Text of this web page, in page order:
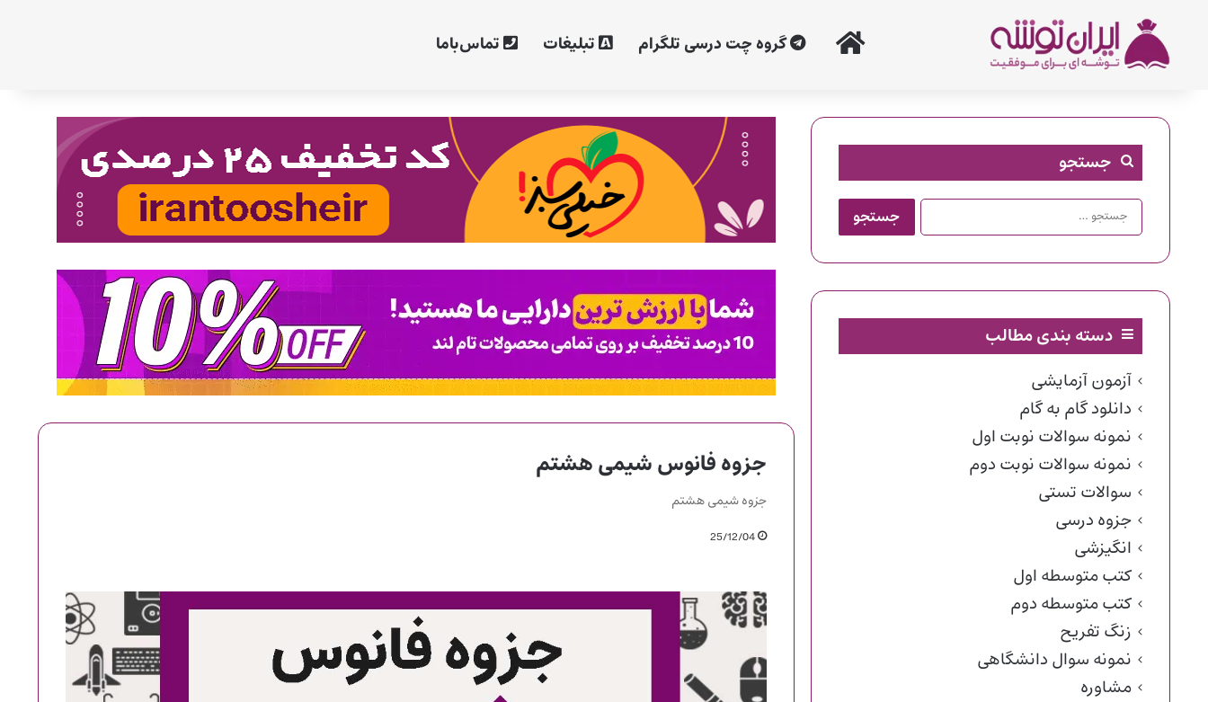
خانه گروه چت درسی تلگرام تبلیغات تماس‌با‌ما
جزوه فانوس شیمی هشتم
جزوه شیمی هشتم
25/12/04
جستجو
جستجو
برای:
دسته بندی مطالب
آزمون آزمایشی
دانلود گام به گام
نمونه سوالات نوبت اول
نمونه سوالات نوبت دوم
سوالات تستی
جزوه درسی
انگیزشی
کتب متوسطه اول
کتب متوسطه دوم
زنگ تفریح
نمونه سوال دانشگاهی
مشاوره